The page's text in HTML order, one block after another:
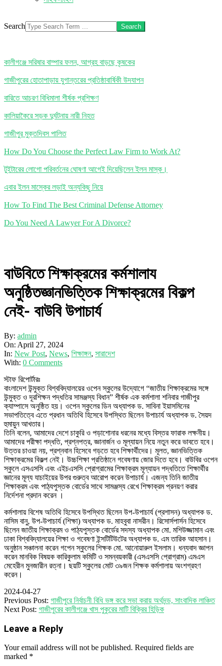
Search
কালীগঞ্জে সরিষার বাম্পার ফলন, আগ্রহ বাড়ছে কৃষকের
গাজীপুরের হোতাপাড়ায় যুগান্তরের প্রতিষ্ঠাবার্ষিকী উদযাপন
বারিতে আচরণ বিধিমালা শীর্ষক প্রশিক্ষণ
কালিয়াকৈরে সড়ক দুর্ঘটনায় নারী নিহত
গাজীপুর মুক্তদিবস পালিত
How Do You Choose the Perfect Law Firm to Work At?
টুইটারের লোগো পরিবর্তনের ঘোষণা আগেই দিয়েছিলেন ইলন মাস্ক।
এবার ইলন মাস্কের লড়াই অন্যকিছু নিয়ে
How To Find The Best Criminal Defense Attorney
Do You Need A Lawyer For A Divorce?
বাউবিতে শিক্ষাক্রমের কর্মশালায
অনুষ্ঠিতজ্ঞানভিত্তিক শিক্ষাক্রমের বিকল্প
নেই- বাউবি উপাচার্য
By: admin
On: April 27, 2024
In: New Post, News, শিক্ষাঙ্গন, সারাদেশ
With: 0 Comments
স্টাফ রিপোর্টারঃ
বাংলাদেশ উন্মুক্ত বিশ্ববিদ্যালয়ের ওপেন স্কুলের উদ্যোগে “জাতীয় শিক্ষাক্রমের সঙ্গে
উন্মুক্ত ও দূরশিক্ষন পদ্ধতির সামঞ্জস্য বিধান” শীর্ষক এক কর্মশালা শনিবার গাজীপুর
ক্যাম্পাসে অনুষ্ঠিত হয়। ওপেন স্কুলের ডিন অধ্যাপক ড. সাবিনা ইয়াসমিনের
সভাপতিত্বে এতে প্রধান অতিথি হিসেবে উপস্থিত ছিলেন উপাচার্য অধ্যাপক ড. সৈয়দ
হুমায়ুন আখতার।
তিনি বলেন, আমাদের দেশে চাকুরি ও পড়াশোনার ধরনের মধ্যে বিস্তর ফারাক লক্ষনীয়।
আমাদের পরীক্ষা পদ্ধতি, প্রশ্নপত্র, জ্ঞানার্জন ও মূল্যায়ন নিয়ে নতুন করে ভাবতে হবে।
উত্তর চাওয়া নয়, প্রশ্নবান হিসেবে গড়তে হবে শিক্ষার্থীদের। মূলত, জ্ঞানভিত্তিক
শিক্ষাক্রমের বিকল্প নেই। উচ্চশিক্ষা প্রতিষ্ঠানে গবেষণায় জোর দিতে হবে। বাউবির ওপেন
স্কুলে এসএসসি এবং এইচএসসি প্রোগ্রামের শিক্ষাক্রম মূল্যায়ন পদ্ধতিতে শিক্ষার্থীর
জ্ঞানের মূল্য যাচাইয়ের উপর গুরুত্ব আরোপ করেন উপাচার্য। এজন্য তিনি জাতীয়
শিক্ষাক্রম এবং পাঠ্যপুস্তক বোর্ডের সাথে সামঞ্জস্য রেখে শিক্ষাক্রম প্রনয়ণ করার
নির্দেশনা প্রদান করেন ।
কর্মশালায় বিশেষ অতিথি হিসেবে উপস্থিত ছিলেন উপ-উপাচার্য (প্রশাসন) অধ্যাপক ড.
নাসিম বানু, উপ-উপাচার্য (শিক্ষা) অধ্যাপক ড. মাহবুবা নাসরীন। রিসোর্সপার্সন হিসেবে
ছিলেন জাতীয় শিক্ষাক্রম ও পাঠ্যপুস্তক বোর্ডের সদস্য অধ্যাপক মো. মশিউজ্জামান এবং
ঢাকা বিশ্ববিদ্যালয়ের শিক্ষা ও গবেষণা ইন্সটিটিউটের অধ্যাপক ড. এম তারিক আহসান।
অনুষ্ঠান সঞ্চালনা করেন গপেন স্কুলের শিক্ষক মো. আনোয়ারুল ইসলাম। ধন্যবাদ জ্ঞাপন
করেন মানবিক বিষয়ক কারিকুলাম কমিটি ও সমন্বয়কারী (এসএসসি প্রোগ্রাম) এমএস
মেহেরীন মুনজারীন রত্না। ছয়টি স্কুলের মোট ৩৯জন শিক্ষক কর্মশালায় অংশগ্রহণ
করেন।
2024-04-27
Previous Post: গাজীপুরে নির্বাচনী বিধি ভঙ্গ করে সভা করায় অর্থদন্ড, সাংবাদিক লাঞ্চিত
Next Post: গাজীপুরের কালীগঞ্জে খাস পুকুরের মাটি বিক্রির হিড়িক
Leave a Reply
Your email address will not be published. Required fields are
marked *